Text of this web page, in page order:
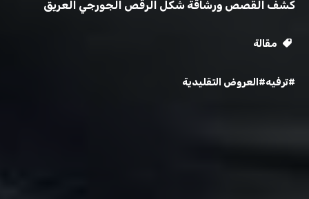
كشف القصص ورشاقة شكل الرقص الجورجي العريق
مقالة
#ترفيه#العروض التقليدية